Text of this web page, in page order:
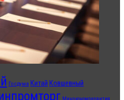
Госдума Китай Ковшевный
Минэкономразвития